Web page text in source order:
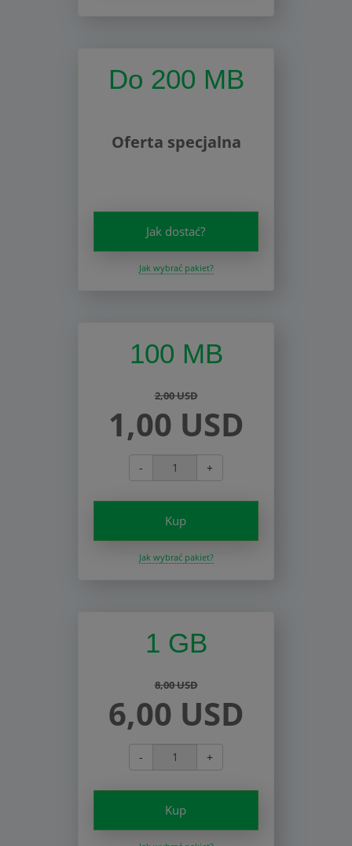
Do 200 MB
Oferta specjalna
Jak dostać?
Jak wybrać pakiet?
100 MB
2,00 USD
1,00 USD
- +
Kup
Jak wybrać pakiet?
1 GB
8,00 USD
6,00 USD
- +
Kup